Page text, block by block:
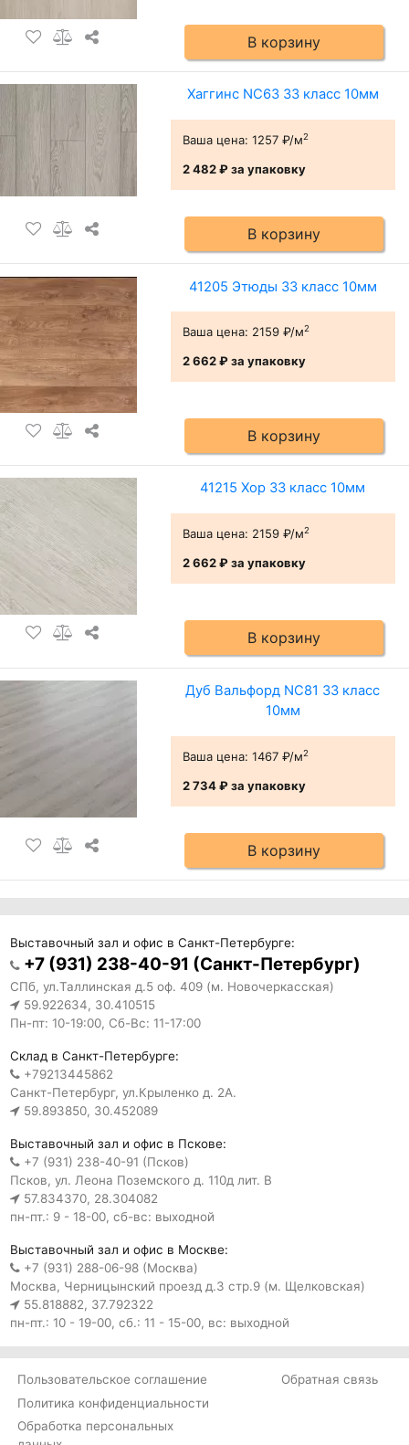
В корзину
Хаггинс NC63 33 класс 10мм
Ваша цена: 1257 ₽/м2
2 482 ₽за упаковку
В корзину
41205 Этюды 33 класс 10мм
Ваша цена: 2159 ₽/м2
2 662 ₽за упаковку
В корзину
41215 Хор 33 класс 10мм
Ваша цена: 2159 ₽/м2
2 662 ₽за упаковку
В корзину
Дуб Вальфорд NC81 33 класс
10мм
Ваша цена: 1467 ₽/м2
2 734 ₽за упаковку
В корзину
Выставочный зал и офис в Санкт-Петербурге:
+7 (931) 238-40-91 (Санкт-Петербург)
СПб, ул.Таллинская д.5 оф. 409 (м. Новочеркасская)
59.922634, 30.410515
Пн-пт: 10-19:00, Сб-Вс: 11-17:00
Склад в Санкт-Петербурге:
+79213445862
Санкт-Петербург, ул.Крыленко д. 2А.
59.893850, 30.452089
Выставочный зал и офис в Пскове:
+7 (931) 238-40-91 (Псков)
Псков, ул. Леона Поземского д. 110д лит. В
57.834370, 28.304082
пн-пт.: 9 - 18-00, сб-вс: выходной
Выставочный зал и офис в Москве:
+7 (931) 288-06-98 (Москва)
Москва, Черницынский проезд д.3 стр.9 (м. Щелковская)
55.818882, 37.792322
пн-пт.: 10 - 19-00, сб.: 11 - 15-00, вс: выходной
Пользовательское соглашение
Политика конфиденциальности
Обработка персональных
Обратная связь